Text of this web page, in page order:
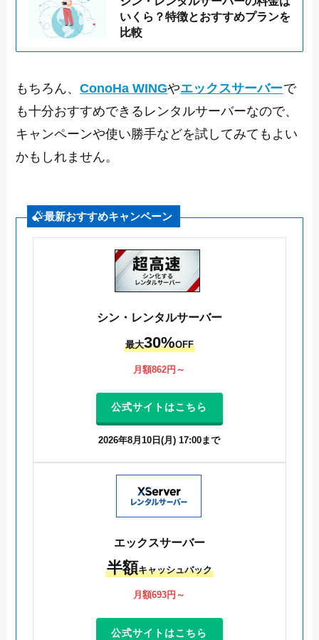
いくら？特徴とおすすめプランを
比較
もちろん、ConoHa WINGやエックスサーバーで
も十分おすすめできるレンタルサーバーなので、
キャンペーンや使い勝手などを試してみてもよい
かもしれません。
最新おすすめキャンペーン
シン・レンタルサーバー
最大30%OFF
月額862円～
公式サイトはこちら
2026年8月10日(月) 17:00まで
エックスサーバー
半額キャッシュバック
月額693円～
公式サイトはこちら